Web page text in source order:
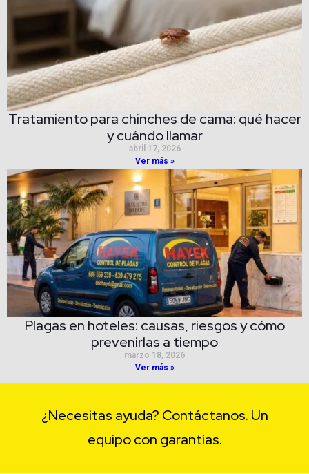
Tratamiento para chinches de cama: qué hacer
y cuándo llamar
abril 17, 2026
Ver más »
Plagas en hoteles: causas, riesgos y cómo
prevenirlas a tiempo
marzo 18, 2026
Ver más »
¿Necesitas ayuda? Contáctanos. Un
equipo con garantías.